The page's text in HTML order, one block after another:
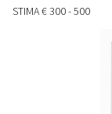
STIMA€ 300 - 500